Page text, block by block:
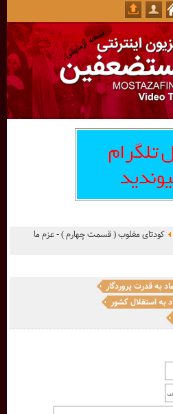
کودتای مغلوب ( قسمت چهارم ) - عزم ما
به قدرت پروردگار
به استقلال کشور